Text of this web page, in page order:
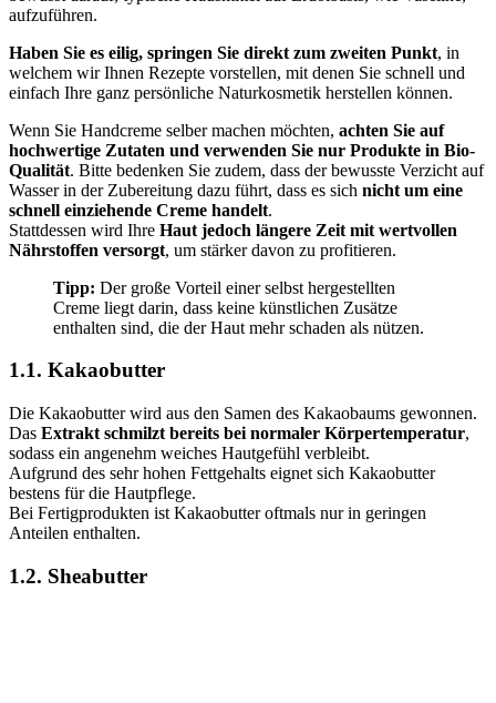
aufzuführen.
Haben Sie es eilig, springen Sie direkt zum zweiten Punkt, in
welchem wir Ihnen Rezepte vorstellen, mit denen Sie schnell und
einfach Ihre ganz persönliche Naturkosmetik herstellen können.
Wenn Sie Handcreme selber machen möchten, achten Sie auf
hochwertige Zutaten und verwenden Sie nur Produkte in Bio-
Qualität. Bitte bedenken Sie zudem, dass der bewusste Verzicht auf
Wasser in der Zubereitung dazu führt, dass es sich nicht um eine
schnell einziehende Creme handelt.
Stattdessen wird Ihre Haut jedoch längere Zeit mit wertvollen
Nährstoffen versorgt, um stärker davon zu profitieren.
Tipp: Der große Vorteil einer selbst hergestellten
Creme liegt darin, dass keine künstlichen Zusätze
enthalten sind, die der Haut mehr schaden als nützen.
1.1. Kakaobutter
Die Kakaobutter wird aus den Samen des Kakaobaums gewonnen.
Das Extrakt schmilzt bereits bei normaler Körpertemperatur,
sodass ein angenehm weiches Hautgefühl verbleibt.
Aufgrund des sehr hohen Fettgehalts eignet sich Kakaobutter
bestens für die Hautpflege.
Bei Fertigprodukten ist Kakaobutter oftmals nur in geringen
Anteilen enthalten.
1.2. Sheabutter